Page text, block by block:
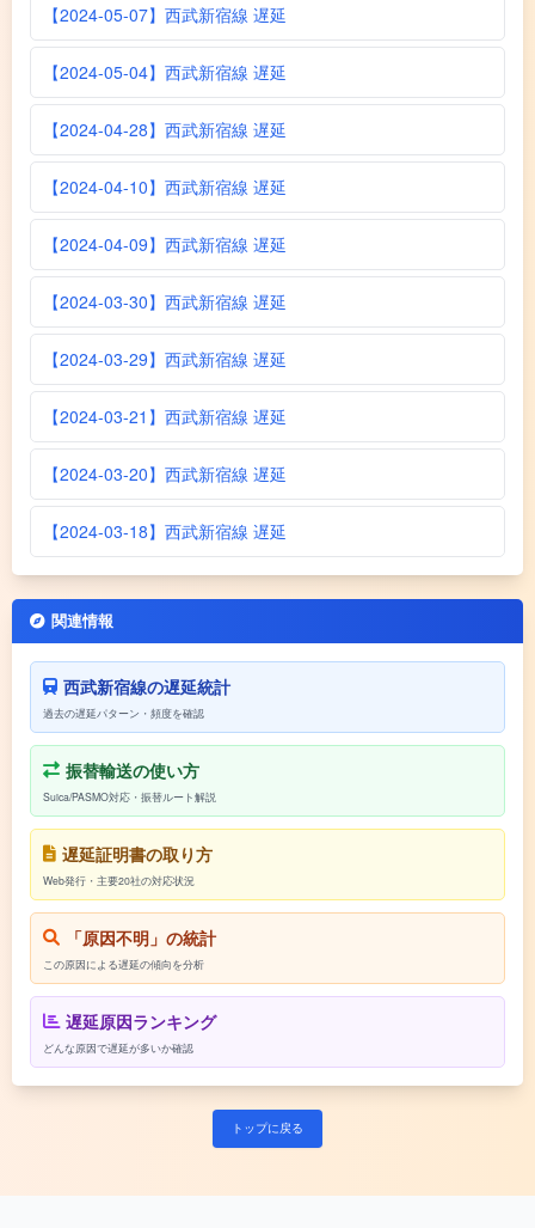
【2024-05-07】西武新宿線 遅延
【2024-05-04】西武新宿線 遅延
【2024-04-28】西武新宿線 遅延
【2024-04-10】西武新宿線 遅延
【2024-04-09】西武新宿線 遅延
【2024-03-30】西武新宿線 遅延
【2024-03-29】西武新宿線 遅延
【2024-03-21】西武新宿線 遅延
【2024-03-20】西武新宿線 遅延
【2024-03-18】西武新宿線 遅延
関連情報
西武新宿線の遅延統計
過去の遅延パターン・頻度を確認
振替輸送の使い方
Suica/PASMO対応・振替ルート解説
遅延証明書の取り方
Web発行・主要20社の対応状況
「原因不明」の統計
この原因による遅延の傾向を分析
遅延原因ランキング
どんな原因で遅延が多いか確認
トップに戻る